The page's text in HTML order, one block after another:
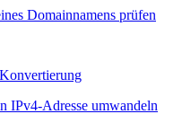
Domainnamens prüfen
IPv4-Adresse umwandeln